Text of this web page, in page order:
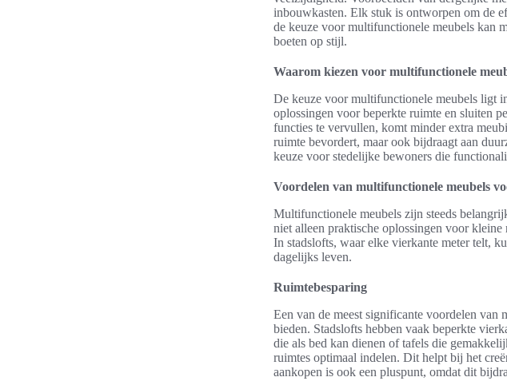
inbouwkasten. Elk stuk is ontworpen om de
de keuze voor multifunctionele meubels kan
boeten op stijl.
Waarom kiezen voor multifunctionele
De keuze voor multifunctionele meubels ligt
oplossingen voor beperkte ruimte en sluiten
functies te vervullen, komt minder extra
ruimte bevordert, maar ook bijdraagt aan
keuze voor stedelijke bewoners die
Voordelen van multifunctionele meubels
Multifunctionele meubels zijn steeds
niet alleen praktische oplossingen voor
In stadslofts, waar elke vierkante meter telt,
dagelijks leven.
Ruimtebesparing
Een van de meest significante voordelen van
bieden. Stadslofts hebben vaak beperkte
die als bed kan dienen of tafels die
ruimtes optimaal indelen. Dit helpt bij het
aankopen is ook een pluspunt, omdat dit